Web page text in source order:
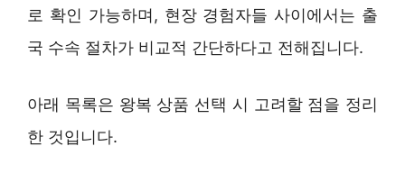
로 확인 가능하며, 현장 경험자들 사이에서는 출
국 수속 절차가 비교적 간단하다고 전해집니다.
아래 목록은 왕복 상품 선택 시 고려할 점을 정리
한 것입니다.